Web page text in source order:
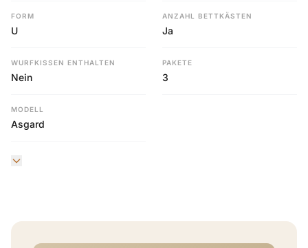
FORM
U
ANZAHL BETTKÄSTEN
Ja
WURFKISSEN ENTHALTEN
Nein
PAKETE
3
MODELL
Asgard